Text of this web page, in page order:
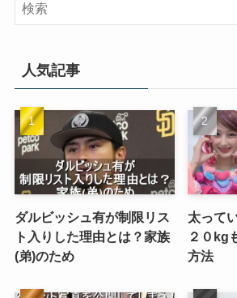
人気記事
ダルビッシュ有が制限リス
ト入りした理由とは？家族
(弟)のため
太って
２０kg
方法